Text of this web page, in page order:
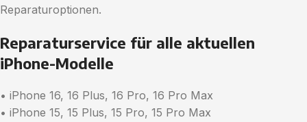
Reparaturoptionen.
Reparaturservice für alle aktuellen
iPhone-Modelle
• iPhone 16, 16 Plus, 16 Pro, 16 Pro Max
• iPhone 15, 15 Plus, 15 Pro, 15 Pro Max